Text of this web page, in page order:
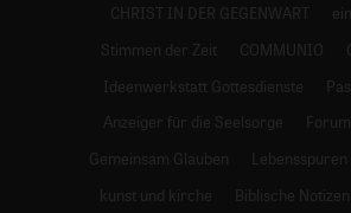
CHRIST IN DER GEGENWART
Stimmen der Zeit
COMMUNIO
Ideenwerkstatt Gottesdienste
Anzeiger für die Seelsorge
Gemeinsam Glauben
Lebensspuren
kunst und kirche
Biblische Notizen